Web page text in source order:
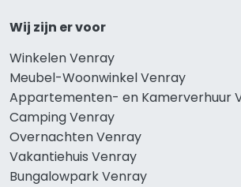
Wij zijn er voor
Winkelen Venray
Meubel-Woonwinkel Venray
Appartementen- en Kamerverhuur
Camping Venray
Overnachten Venray
Vakantiehuis Venray
Bungalowpark Venray